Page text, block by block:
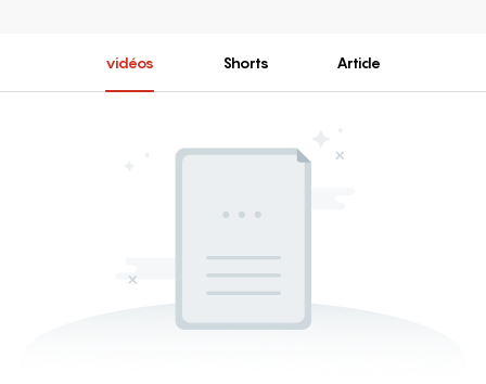
vidéos Shorts Article